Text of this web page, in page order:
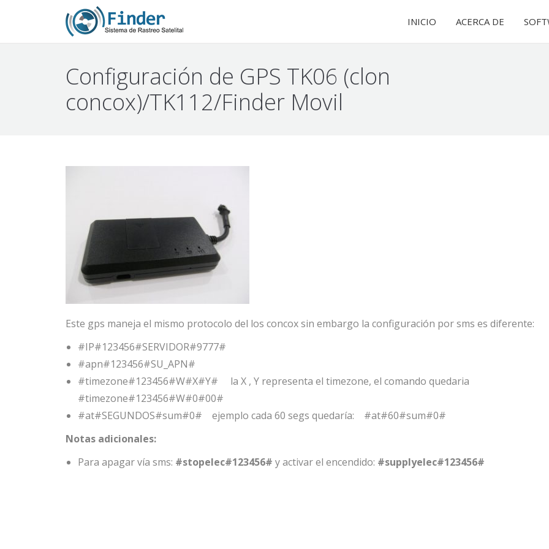
INICIO ACERCA DE
Configuración de GPS TK06 (clon
concox)/TK112/Finder Movil
Este gps maneja el mismo protocolo del los concox sin embargo la configuración por sms es diferente:
#IP#123456#SERVIDOR#9777#
#apn#123456#SU_APN#
#timezone#123456#W#X#Y# la X , Y representa el timezone, el comando quedaria
#timezone#123456#W#0#00#
#at#SEGUNDOS#sum#0# ejemplo cada 60 segs quedaría: #at#60#sum#0#
Notas adicionales:
Para apagar vía sms: #stopelec#123456# y activar el encendido: #supplyelec#123456#
INICIO ACERCA DE